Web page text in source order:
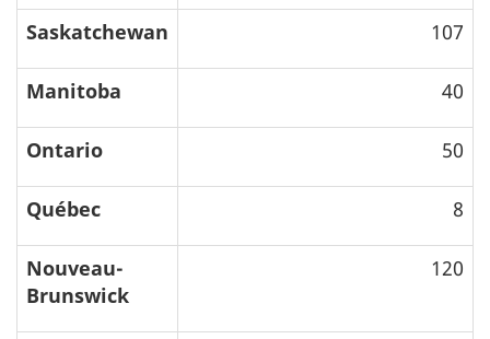
Saskatchewan 107
Manitoba 40
Ontario 50
Québec 8
Nouveau-
Brunswick
120